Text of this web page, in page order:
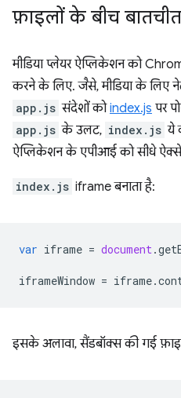
फ़ाइलों के बीच
मीडिया प्लेयर ऐप्लिकेशन को
करने के लिए. जैसे, मीडिया के लिए
app.js संदेशों कोindex.js पर
app.js के उलट, index.js ये
ऐप्लिकेशन के एपीआई को सीधे
index.js iframe बनाता है:
var iframe = document.
iframeWindow = iframe.
इसके अलावा, सैंडबॉक्स की गई